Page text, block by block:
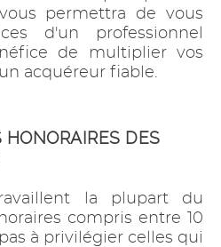
permettra de vous
d'un professionnel
de multiplier vos
acquéreur fiable.
DES
la plupart du
compris entre 10
à privilégier celles qui